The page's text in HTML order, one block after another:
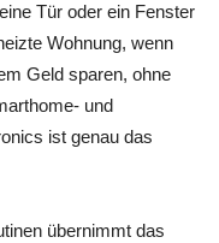
Tür oder ein Fenster
Wohnung, wenn
Geld sparen, ohne
und
ist genau das
übernimmt das